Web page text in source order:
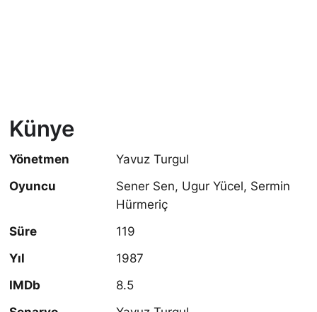
Künye
Yönetmen
Yavuz Turgul
Oyuncu
Sener Sen, Ugur Yücel, Sermin
Hürmeriç
Süre
119
Yıl
1987
IMDb
8.5